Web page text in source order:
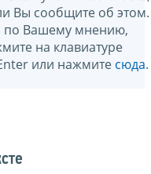
Вы сообщите об этом.
по Вашему мнению,
на клавиатуре
или нажмите сюда.